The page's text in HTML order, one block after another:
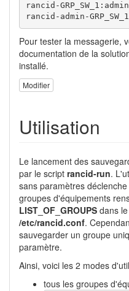
rancid-
rancid-admin-
Pour tester la messagerie,
documentation de la
installé.
Modifier
Utilisation
Le lancement des
par le script rancid-run.
sans paramètres
groupes d'équipements
LIST_OF_GROUPS dans
/etc/rancid.conf.
sauvegarder un groupe
paramètre.
Ainsi, voici les 2 modes
tous les groupes